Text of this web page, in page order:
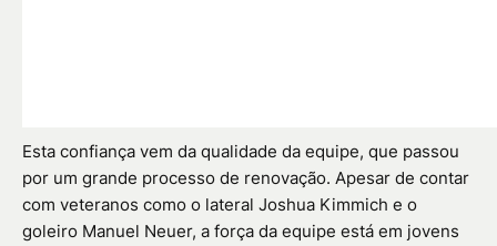
Esta confiança vem da qualidade da equipe, que passou
por um grande processo de renovação. Apesar de contar
com veteranos como o lateral Joshua Kimmich e o
goleiro Manuel Neuer, a força da equipe está em jovens